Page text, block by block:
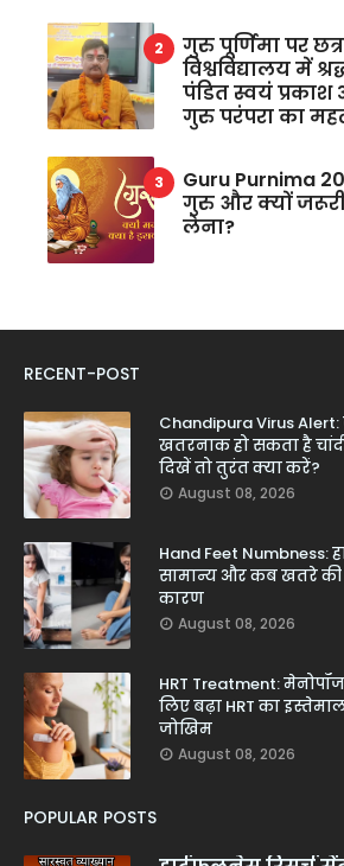
गुरु पूर्णिमा पर
विश्वविद्यालय में
पंडित स्वयं प्रकाश
गुरु परंपरा का
Guru Purnima
गुरु और क्यों जरूरी
लेना?
RECENT-POST
Chandipura Virus Alert:
खतरनाक हो सकता है
दिखें तो तुरंत क्या करें?
August 08, 2026
Hand Feet Numbness:
सामान्य और कब खतरे
कारण
August 08, 2026
HRT Treatment:
लिए बढ़ा HRT का
जोखिम
August 08, 2026
POPULAR POSTS